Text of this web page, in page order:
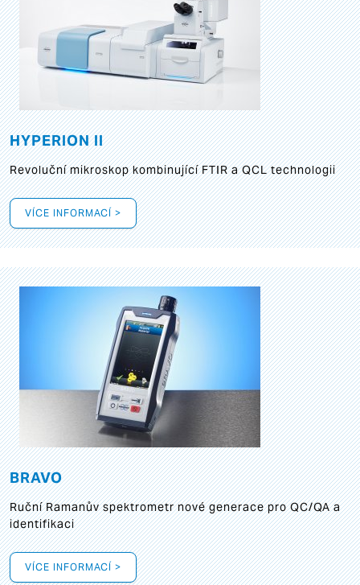
HYPERION II
Revoluční mikroskop kombinující FTIR a QCL technologii
VÍCE INFORMACÍ >
BRAVO
Ruční Ramanův spektrometr nové generace pro QC/QA a
identifikaci
VÍCE INFORMACÍ >